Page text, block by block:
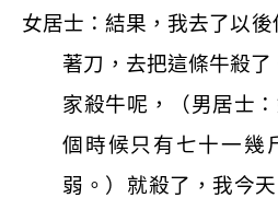
女居士：結果，我去了以
著刀，去把這條牛殺了
家殺牛呢，（男居士
個時候只有七十一幾
弱。）就殺了，我今